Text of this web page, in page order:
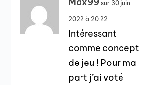
Max99 sur 30 juin
2022 à 20:22
Intéressant
comme concept
de jeu ! Pour ma
part j’ai voté